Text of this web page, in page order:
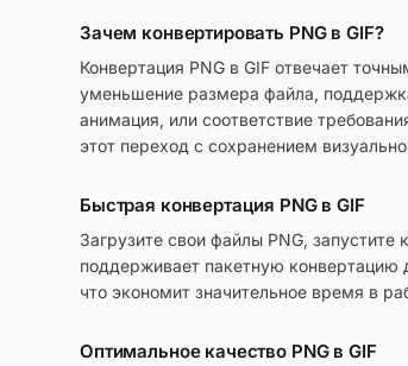
Зачем конвертировать PNG в GIF?
Конвертация PNG в GIF отвечает
уменьшение размера файла,
анимация, или соответствие
этот переход с сохранением
Быстрая конвертация PNG в GIF
Загрузите свои файлы PNG,
поддерживает пакетную конвертацию
что экономит значительное время в
Оптимальное качество PNG в GIF